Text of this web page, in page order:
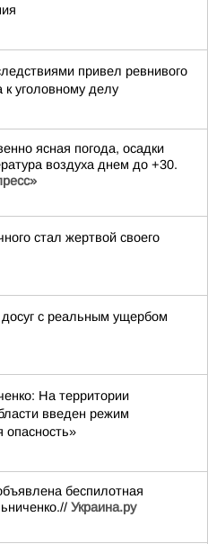
привел ревнивого
к уголовному делу
ясная погода, осадки
воздуха днем до +30.
стал жертвой своего
с реальным ущербом
На территории
введен режим
опасность»
беспилотная
Украина.ру